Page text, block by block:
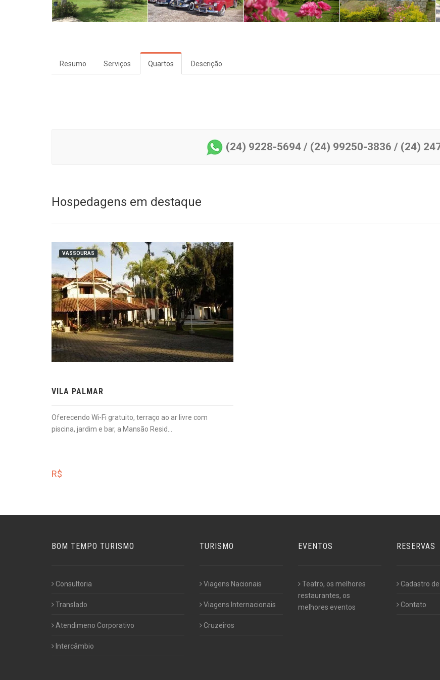
Resumo Serviços Quartos Descrição
(24) 9228-5694 / (24) 99250-3836 / (24)
Hospedagens em destaque
VASSOURAS
VILA PALMAR
Oferecendo Wi-Fi gratuito, terraço ao ar livre com
piscina, jardim e bar, a Mansão Resid...
R$
BOM TEMPO TURISMO
Consultoria
Translado
Atendimeno Corporativo
Intercâmbio
TURISMO
Viagens Nacionais
Viagens Internacionais
Cruzeiros
EVENTOS
Teatro, os melhores
restaurantes, os
melhores eventos
RESERVAS
Cadastro
Contato